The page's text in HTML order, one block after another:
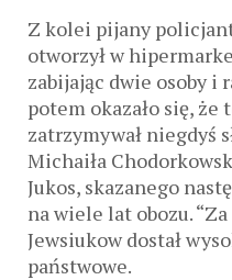
Z kolei pijany
otworzył w
zabijając dwie osoby i
potem okazało się,
zatrzymywał niegdyś
Michaiła
Jukos, skazanego
na wiele lat obozu.
Jewsiukow dostał
państwowe.